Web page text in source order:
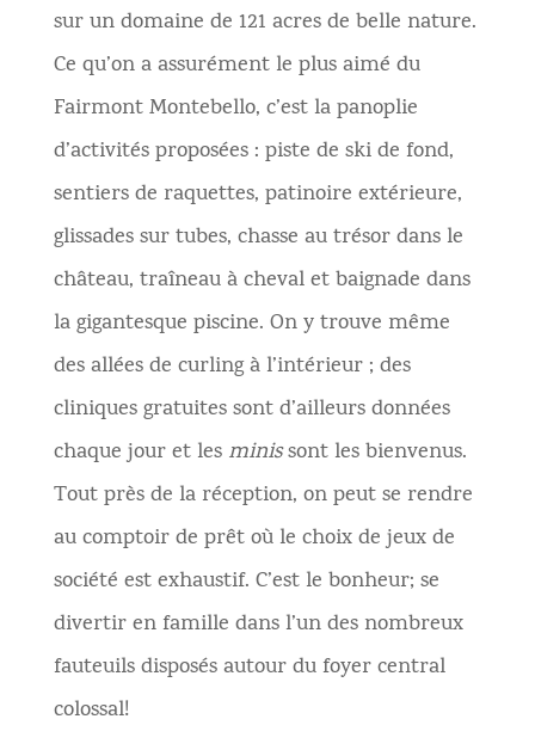
sur un domaine de 121 acres de belle nature.
Ce qu’on a assurément le plus aimé du
Fairmont Montebello, c’est la panoplie
d’activités proposées : piste de ski de fond,
sentiers de raquettes, patinoire extérieure,
glissades sur tubes, chasse au trésor dans le
château, traîneau à cheval et baignade dans
la gigantesque piscine. On y trouve même
des allées de curling à l’intérieur ; des
cliniques gratuites sont d’ailleurs données
chaque jour et les minissont les bienvenus.
Tout près de la réception, on peut se rendre
au comptoir de prêt où le choix de jeux de
société est exhaustif. C’est le bonheur; se
divertir en famille dans l’un des nombreux
fauteuils disposés autour du foyer central
colossal!